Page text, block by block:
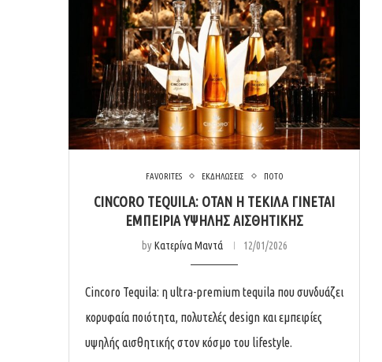
FAVORITES ΕΚΔΗΛΩΣΕΙΣ ΠΟΤΟ
CINCORO TEQUILA: ΌΤΑΝ Η ΤΕΚΊΛΑ ΓΊΝΕΤΑΙ
ΕΜΠΕΙΡΊΑ ΥΨΗΛΉΣ ΑΙΣΘΗΤΙΚΉΣ
byΚατερίνα Μαντά 12/01/2026
Cincoro Tequila: η ultra-premium tequila που συνδυάζει
κορυφαία ποιότητα, πολυτελές design και εμπειρίες
υψηλής αισθητικής στον κόσμο του lifestyle.